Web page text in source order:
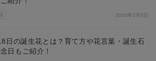
2020年3月3日
日の誕生花とは？育て方や花言葉・誕生石
日もご紹介！